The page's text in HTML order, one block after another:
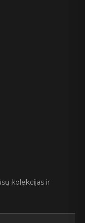
kolekcijas ir